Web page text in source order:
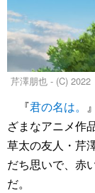
芹澤朋也 - (C) 2022
『君の名は。
ざまなアニメ作
草太の友人・芹
だち思いで、赤
だ。